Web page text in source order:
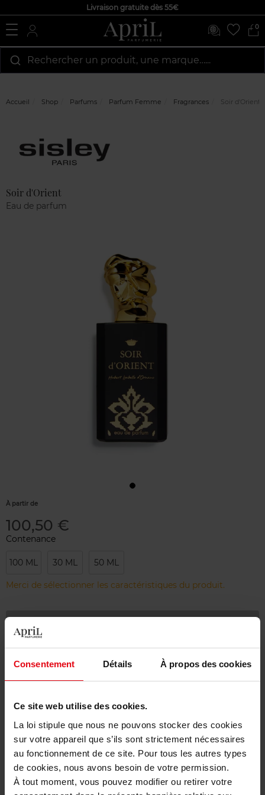
Consentement Détails À propos des cookies
Ce site web utilise des cookies.
La loi stipule que nous ne pouvons stocker des cookies
sur votre appareil que s’ils sont strictement nécessaires
au fonctionnement de ce site. Pour tous les autres types
de cookies, nous avons besoin de votre permission.
À tout moment, vous pouvez modifier ou retirer votre
Livraison gratuite dès 55€
0
Rechercher un produit, une marque…...
Accueil Shop Parfums Parfum Femme Fragrances Soir d'Orient
Soir d'Orient
Eau de parfum
À partir de
100,50 €
Contenance
100 ML 30 ML 50 ML
Merci de sélectionner les caractéristiques du produit.
Livraison gratuite à partir de 55€
Description